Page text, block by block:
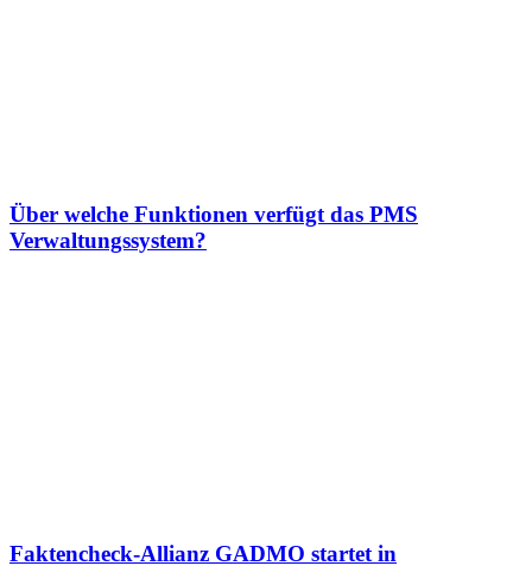
Über welche Funktionen verfügt das PMS
Verwaltungssystem?
Faktencheck-Allianz GADMO startet in